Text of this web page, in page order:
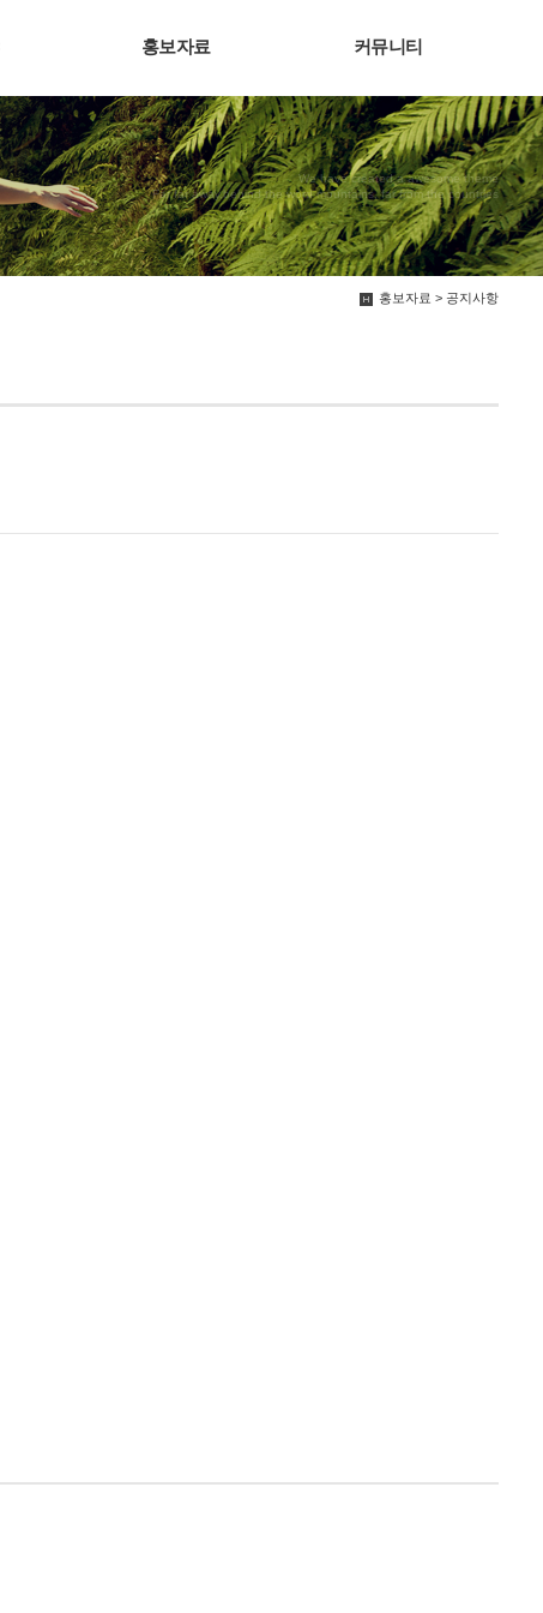
홍보자료 커뮤니티
We have created a awesome theme
Far far away,behind the word mountains, far from the countries
홍보자료 > 공지사항